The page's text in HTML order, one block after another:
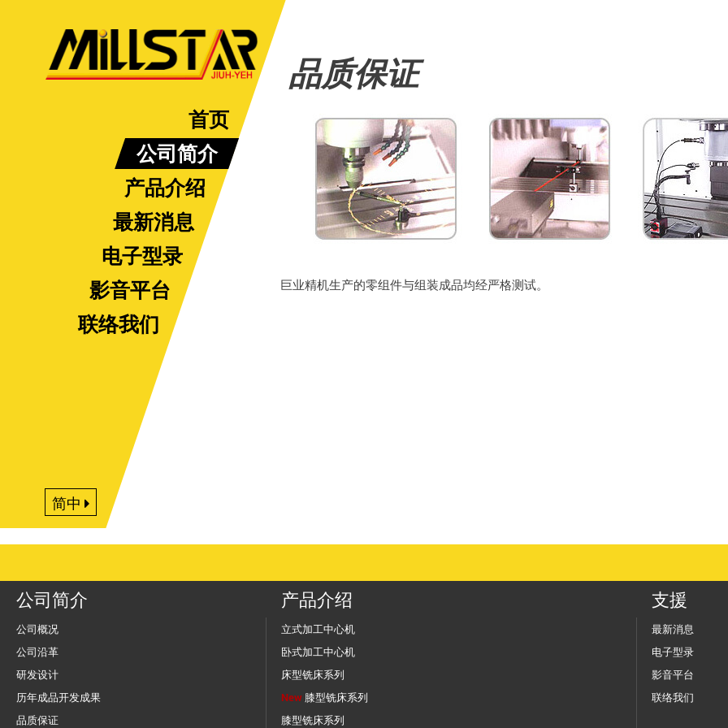
首页
公司简介
产品介绍
最新消息
电子型录
影音平台
联络我们
简中
品质保证
巨业精机生产的零组件与组装成品均经严格测试。
公司简介
公司概况
公司沿革
研发设计
历年成品开发成果
品质保证
产品介绍
立式加工中心机
卧式加工中心机
床型铣床系列
New 膝型铣床系列
膝型铣床系列
支援
最新消息
电子型录
影音平台
联络我们